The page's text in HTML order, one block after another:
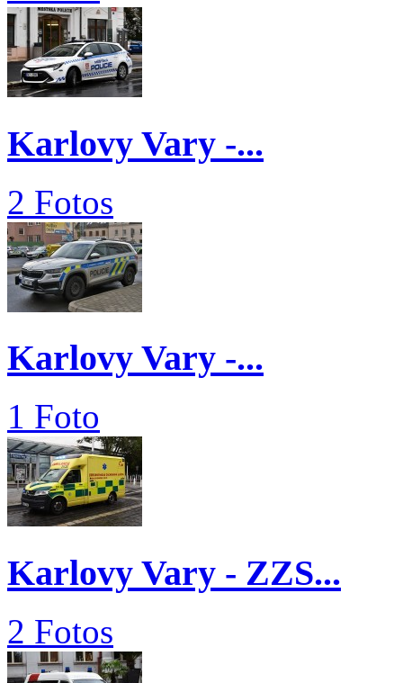
Karlovy Vary -...
2 Fotos
Karlovy Vary -...
1 Foto
Karlovy Vary - ZZS...
2 Fotos